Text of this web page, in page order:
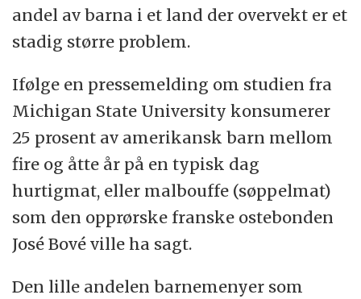
andel av barna i et land der overvekt er et
stadig større problem.
Ifølge en pressemelding om studien fra
Michigan State University konsumerer
25 prosent av amerikansk barn mellom
fire og åtte år på en typisk dag
hurtigmat, eller malbouffe (søppelmat)
som den opprørske franske ostebonden
José Bové ville ha sagt.
Den lille andelen barnemenyer som